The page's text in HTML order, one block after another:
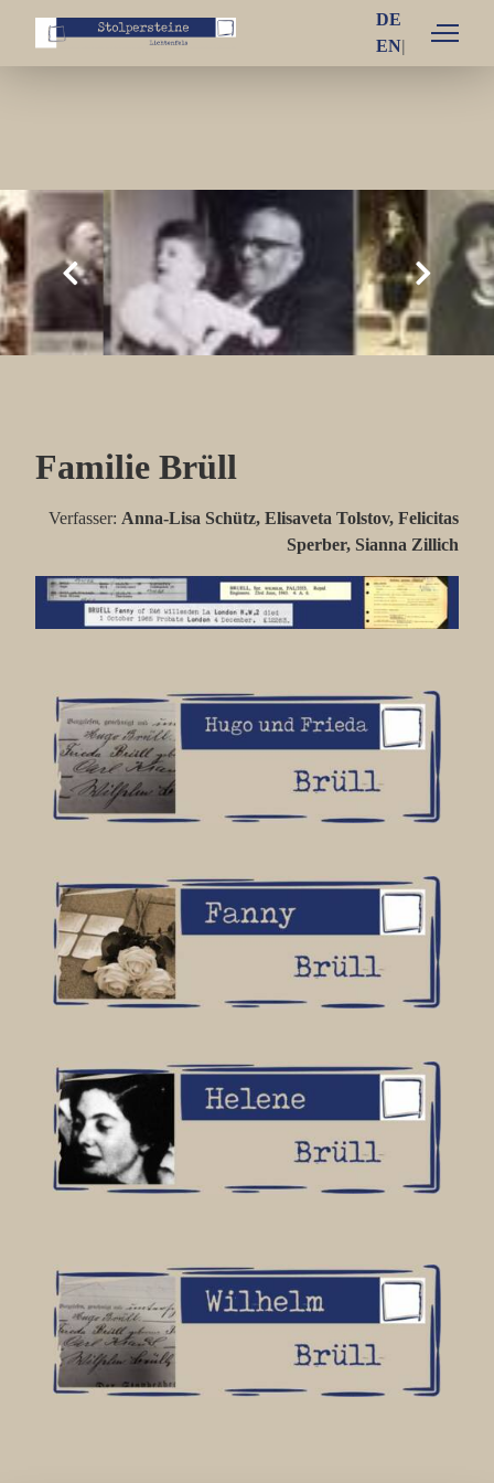
DE
EN
Familie Brüll
Verfasser: Anna-Lisa Schütz, Elisaveta Tolstov, Felicitas
Sperber, Sianna Zillich